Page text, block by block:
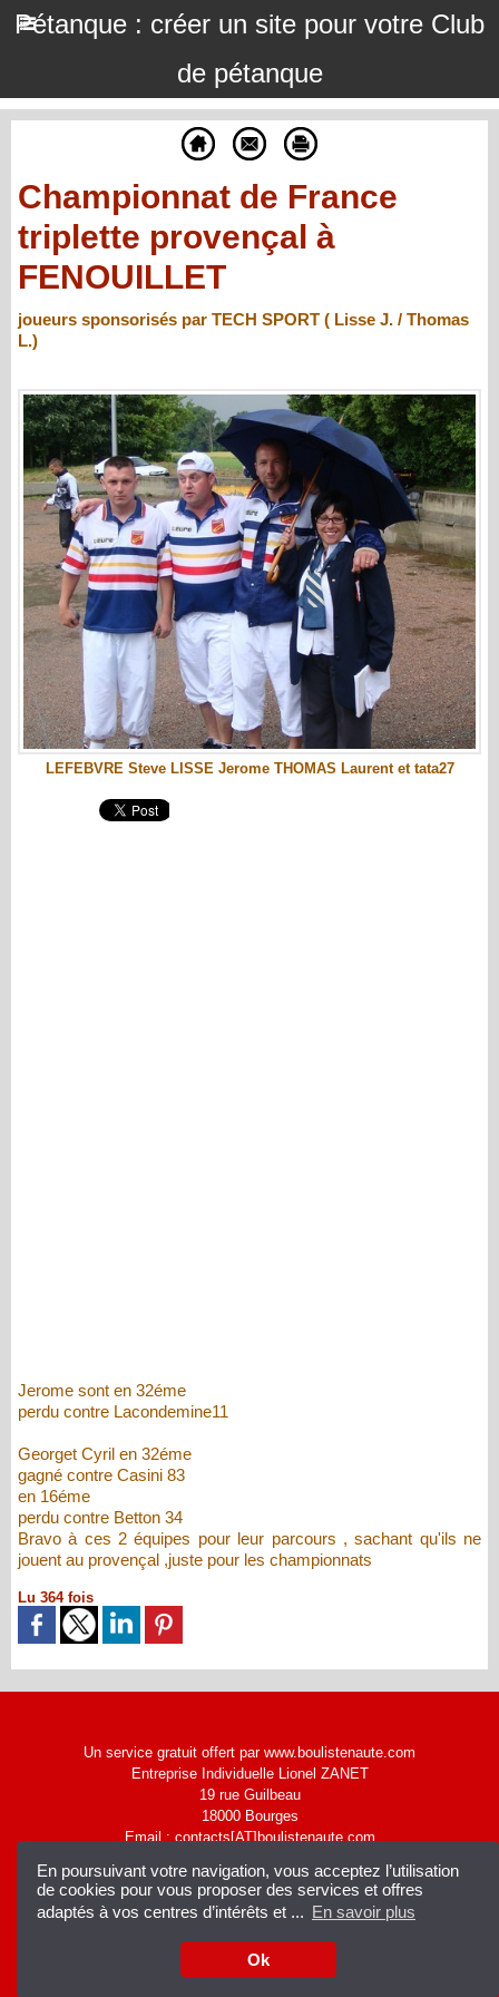
En poursuivant votre navigation, vous acceptez l’utilisation
de cookies pour vous proposer des services et offres
adaptés à vos centres d’intérêts et ... En savoir plus
Ok
Pétanque : créer un site pour votre Club
de pétanque
Championnat de France
triplette provençal à
FENOUILLET
joueurs sponsorisés par TECH SPORT ( Lisse J. / Thomas
L.)
LEFEBVRE Steve LISSE Jerome THOMAS Laurent et tata27
Jerome sont en 32éme
perdu contre Lacondemine11
Georget Cyril en 32éme
gagné contre Casini 83
en 16éme
perdu contre Betton 34
Bravo à ces 2 équipes pour leur parcours , sachant qu'ils ne
jouent au provençal ,juste pour les championnats
Lu 364 fois
Un service gratuit offert par www.boulistenaute.com
Entreprise Individuelle Lionel ZANET
19 rue Guilbeau
18000 Bourges
Email : contacts[AT]boulistenaute.com